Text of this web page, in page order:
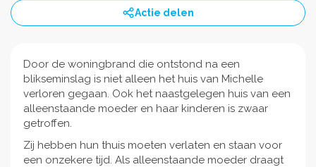
Actie delen
Door de woningbrand die ontstond na een
blikseminslag is niet alleen het huis van Michelle
verloren gegaan. Ook het naastgelegen huis van een
alleenstaande moeder en haar kinderen is zwaar
getroffen.
Zij hebben hun thuis moeten verlaten en staan voor
een onzekere tijd. Als alleenstaande moeder draagt